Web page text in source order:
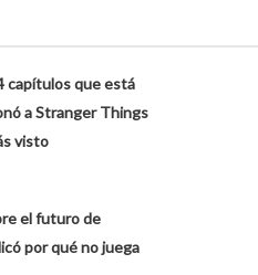
capítulos que está
a Stranger Things
visto
el futuro de
por qué no juega